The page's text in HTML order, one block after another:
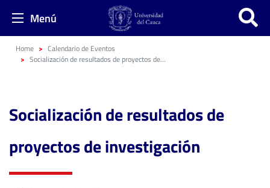
Menú
Home
Calendario de Eventos
Socialización de resultados de proyectos de investigación
Socialización de resultados de
proyectos de investigación